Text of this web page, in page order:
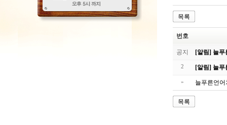
목록
번호
공지 [알림] 늘푸
2 [알림] 늘푸
» 늘푸른언
목록